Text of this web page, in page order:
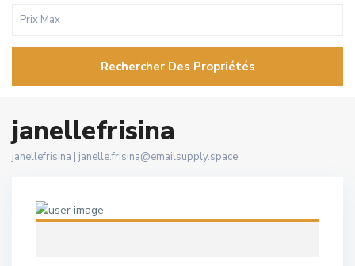
Rechercher Des Propriétés
janellefrisina
janellefrisina | janelle.frisina@emailsupply.space